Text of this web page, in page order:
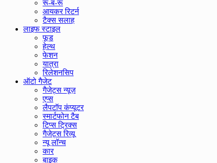
रू-ब-रू
आयकर रिटर्न
टैक्स सलाह
लाइफ स्टाइल
फूड
हेल्थ
फेशन
यात्रा
रिलेशनसिप
ऑटो गैजेट
गैजेट्स न्यूज़
एप्स
लैपटॉप कंप्यूटर
स्मार्टफोन टैब
टिप्स ट्रिक्स
गैजेट्स रिव्यू
न्यू लॉन्च
कार
बाइक